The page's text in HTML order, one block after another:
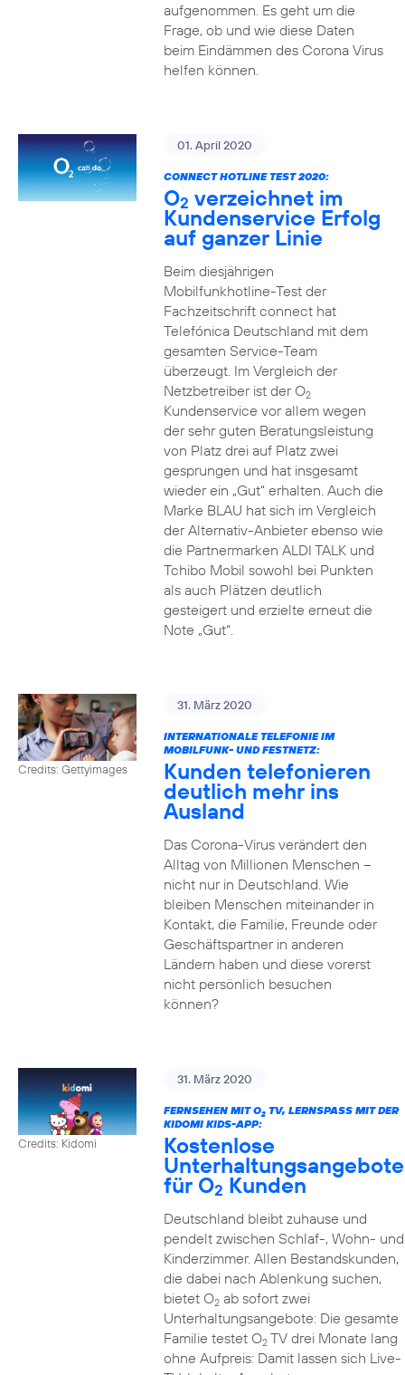
aufgenommen. Es geht um die
Frage, ob und wie diese Daten
beim Eindämmen des Corona Virus
helfen können.
01. April 2020
CONNECT HOTLINE TEST 2020:
O2 verzeichnet im
Kundenservice Erfolg
auf ganzer Linie
Beim diesjährigen
Mobilfunkhotline-Test der
Fachzeitschrift connect hat
Telefónica Deutschland mit dem
gesamten Service-Team
überzeugt. Im Vergleich der
Netzbetreiber ist der O2
Kundenservice vor allem wegen
der sehr guten Beratungsleistung
von Platz drei auf Platz zwei
gesprungen und hat insgesamt
wieder ein „Gut“ erhalten. Auch die
Marke BLAU hat sich im Vergleich
der Alternativ-Anbieter ebenso wie
die Partnermarken ALDI TALK und
Tchibo Mobil sowohl bei Punkten
als auch Plätzen deutlich
gesteigert und erzielte erneut die
Note „Gut“.
Credits: Gettyimages
31. März 2020
INTERNATIONALE TELEFONIE IM
MOBILFUNK- UND FESTNETZ:
Kunden telefonieren
deutlich mehr ins
Ausland
Das Corona-Virus verändert den
Alltag von Millionen Menschen –
nicht nur in Deutschland. Wie
bleiben Menschen miteinander in
Kontakt, die Familie, Freunde oder
Geschäftspartner in anderen
Ländern haben und diese vorerst
nicht persönlich besuchen
können?
Credits: Kidomi
31. März 2020
FERNSEHEN MIT O2TV, LERNSPASS MIT DER K
IDOMI KIDS-APP:
Kostenlose
Unterhaltungsangebote
für O2 Kunden
Deutschland bleibt zuhause und
pendelt zwischen Schlaf-, Wohn- und
Kinderzimmer. Allen Bestandskunden,
die dabei nach Ablenkung suchen,
bietet O2ab sofort zwei
Unterhaltungsangebote: Die gesamte
Familie testet O2TV drei Monate lang
ohne Aufpreis: Damit lassen sich Live-